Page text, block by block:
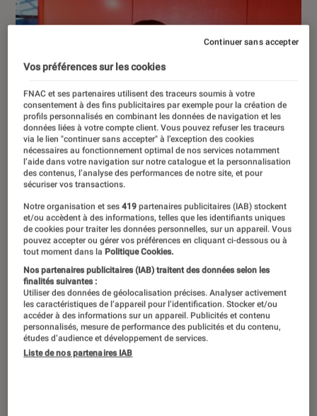
Suzane : entretien avec une artiste et
une femme de combat et de conviction
ENTRETIEN
Musique • 13 fév. 2020
Vos préférences sur les cookies
FNAC et ses partenaires utilisent des traceurs soumis à votre
consentement à des fins publicitaires par exemple pour la création de
profils personnalisés en combinant les données de navigation et les
données liées à votre compte client. Vous pouvez refuser les traceurs
via le lien "continuer sans accepter" à l’exception des cookies
nécessaires au fonctionnement optimal de nos services notamment
l’aide dans votre navigation sur notre catalogue et la personnalisation
des contenus, l’analyse des performances de notre site, et pour
sécuriser vos transactions.
Notre organisation et ses419 partenaires publicitaires (IAB) stockent
et/ou accèdent à des informations, telles que les identifiants uniques
de cookies pour traiter les données personnelles, sur un appareil. Vous
pouvez accepter ou gérer vos préférences en cliquant ci-dessous ou à
tout moment dans la Politique Cookies.
Nos partenaires publicitaires (IAB) traitent des données selon les
finalités suivantes :
Utiliser des données de géolocalisation précises. Analyser activement
les caractéristiques de l’appareil pour l’identification. Stocker et/ou
accéder à des informations sur un appareil. Publicités et contenu
personnalisés, mesure de performance des publicités et du contenu,
études d’audience et développement de services.
Liste de nos partenaires IAB
Continuer sans accepter